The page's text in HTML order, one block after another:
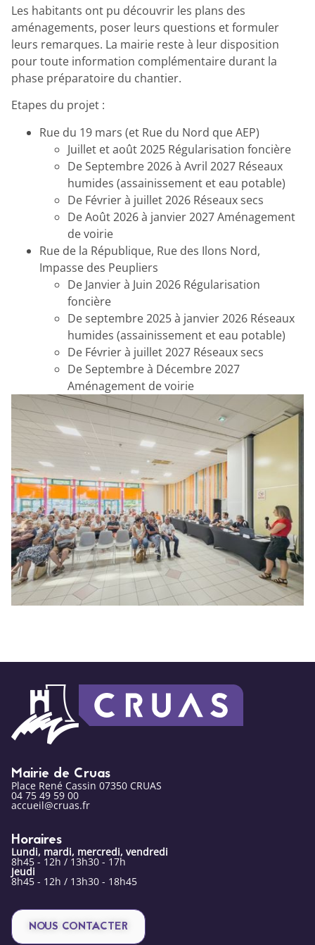
Les habitants ont pu découvrir les plans des
aménagements, poser leurs questions et formuler
leurs remarques. La mairie reste à leur disposition
pour toute information complémentaire durant la
phase préparatoire du chantier.
Etapes du projet :
Rue du 19 mars (et Rue du Nord que AEP)
Juillet et août 2025 Régularisation foncière
De Septembre 2026 à Avril 2027 Réseaux
humides (assainissement et eau potable)
De Février à juillet 2026 Réseaux secs
De Août 2026 à janvier 2027 Aménagement
de voirie
Rue de la République, Rue des Ilons Nord,
Impasse des Peupliers
De Janvier à Juin 2026 Régularisation
foncière
De septembre 2025 à janvier 2026 Réseaux
humides (assainissement et eau potable)
De Février à juillet 2027 Réseaux secs
De Septembre à Décembre 2027
Aménagement de voirie
Mairie de Cruas
Place René Cassin 07350 CRUAS
04 75 49 59 00
accueil@cruas.fr
Horaires
Lundi, mardi, mercredi, vendredi
8h45 - 12h / 13h30 - 17h
Jeudi
8h45 - 12h / 13h30 - 18h45
NOUS CONTACTER